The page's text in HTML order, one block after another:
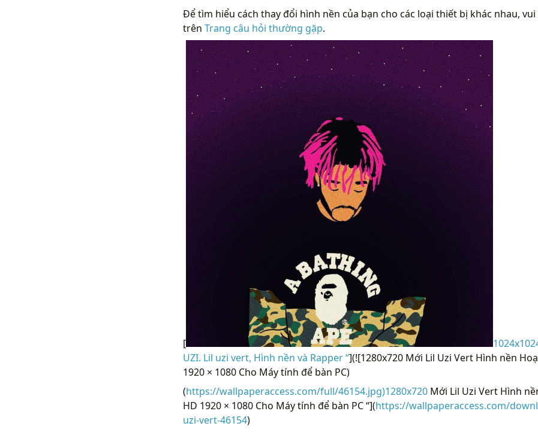
Để tìm hiểu cách thay đổi hình nền của bạn cho các loại thiết bị khác nhau,
trên Trang câu hỏi thường gặp.
[
UZI. Lil uzi vert, Hình nền và Rapper “](![1280x720 Mới Lil Uzi Vert Hình nền
1920 × 1080 Cho Máy tính để bàn PC)
(https://wallpaperaccess.com/full/46154.jpg)1280x720Mới Lil Uzi Vert Hình
HD 1920 × 1080 Cho Máy tính để bàn PC “](https://wallpaperaccess.com/
uzi-vert-46154)